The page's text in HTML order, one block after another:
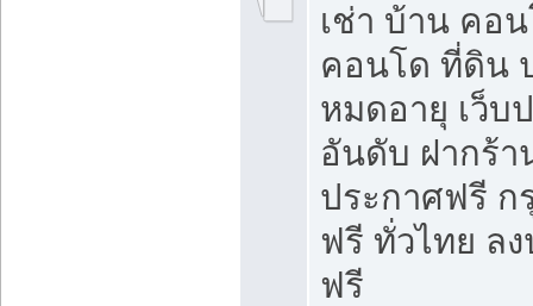
เช่า บ้าน คอ
คอนโด ที่ดิน
หมดอายุ เว็บ
อันดับ ฝากร้า
ประกาศฟรี ก
ฟรี ทั่วไทย ล
ฟรี